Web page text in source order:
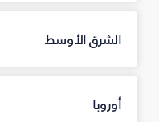
الشرق الأوسط
أوروبا